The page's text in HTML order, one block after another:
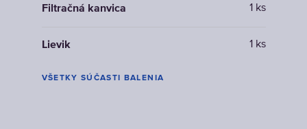
Filtračná kanvica 1 ks
Lievik 1 ks
VŠETKY SÚČASTI BALENIA